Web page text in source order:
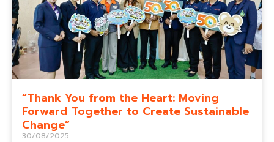
“Thank You from the Heart: Moving
Forward Together to Create Sustainable
Change”
30/08/2025